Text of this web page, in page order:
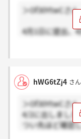
＞Of30YtwCさん
4月1日に提出、
hWG6tZj4 さん
＞Of30YtwCさん
4/2に出しました
つい先ほど確認